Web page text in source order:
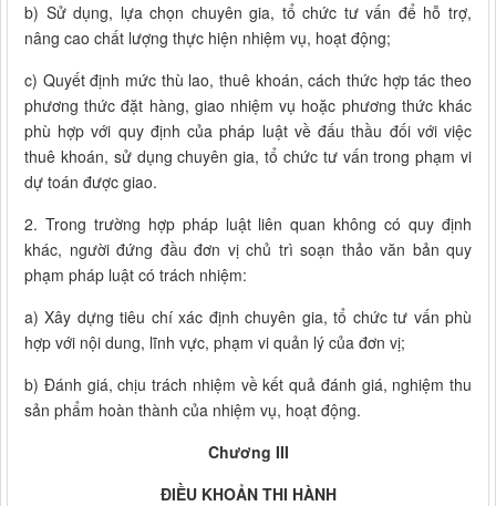
b) Sử dụng, lựa chọn chuyên gia, tổ chức tư vấn để hỗ trợ,
nâng cao chất lượng thực hiện nhiệm vụ, hoạt động;
c) Quyết định mức thù lao, thuê khoán, cách thức hợp tác theo
phương thức đặt hàng, giao nhiệm vụ hoặc phương thức khác
phù hợp với quy định của pháp luật về đấu thầu đối với việc
thuê khoán, sử dụng chuyên gia, tổ chức tư vấn trong phạm vi
dự toán được giao.
2. Trong trường hợp pháp luật liên quan không có quy định
khác, người đứng đầu đơn vị chủ trì soạn thảo văn bản quy
phạm pháp luật có trách nhiệm:
a) Xây dựng tiêu chí xác định chuyên gia, tổ chức tư vấn phù
hợp với nội dung, lĩnh vực, phạm vi quản lý của đơn vị;
b) Đánh giá, chịu trách nhiệm về kết quả đánh giá, nghiệm thu
sản phẩm hoàn thành của nhiệm vụ, hoạt động.
Chương III
ĐIỀU KHOẢN THI HÀNH